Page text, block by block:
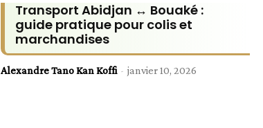
Transport Abidjan ↔ Bouaké :
guide pratique pour colis et
marchandises
Alexandre Tano Kan Koffi - janvier 10, 2026